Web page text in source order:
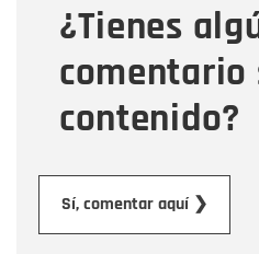
¿Tienes
comentario
contenido?
Sí, comentar aquí ❯
Mensaje